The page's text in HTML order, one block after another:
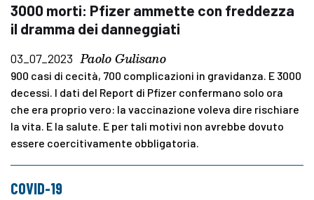
3000 morti: Pfizer ammette con freddezza
il dramma dei danneggiati
03_07_2023 Paolo Gulisano
900 casi di cecità, 700 complicazioni in gravidanza. E 3000
decessi. I dati del Report di Pfizer confermano solo ora
che era proprio vero: la vaccinazione voleva dire rischiare
la vita. E la salute. E per tali motivi non avrebbe dovuto
essere coercitivamente obbligatoria.
COVID-19